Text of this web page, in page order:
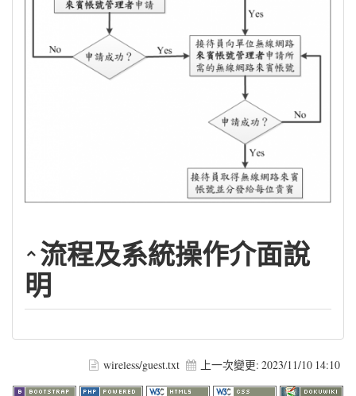
流程及系統操作介面說
明
wireless/guest.txt 上一次變更: 2023/11/10 14:10